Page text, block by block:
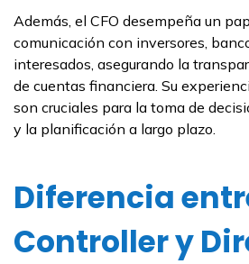
Además, el CFO desempeña un
comunicación con inversores,
interesados, asegurando la
de cuentas financiera. Su
son cruciales para la toma de
y la planificación a largo plazo.
Diferencia
Controller y